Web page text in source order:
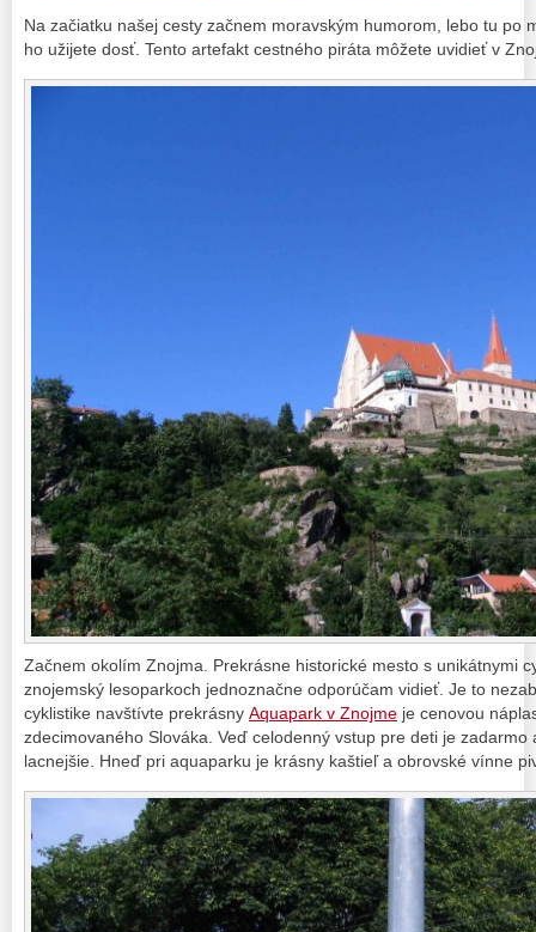
Na začiatku našej cesty začnem moravským humorom, lebo tu po
ho užijete dosť. Tento artefakt cestného piráta môžete uvidieť v
Začnem okolím Znojma. Prekrásne historické mesto s unikátnymi
znojemský lesoparkoch jednoznačne odporúčam vidieť. Je to
cyklistike navštívte prekrásny Aquapark v Znojme je cenovou
zdecimovaného Slováka. Veď celodenný vstup pre deti je zadarmo
lacnejšie. Hneď pri aquaparku je krásny kaštieľ a obrovské vínne